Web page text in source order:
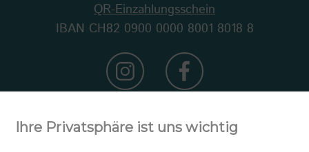
QR-Einzahlungsschein
IBAN CH82 0900 0000 8001 8018 8
Ihre Privatsphäre ist uns wichtig